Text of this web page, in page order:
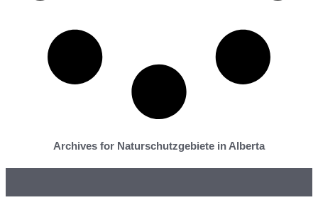
Archives for Naturschutzgebiete in Alberta